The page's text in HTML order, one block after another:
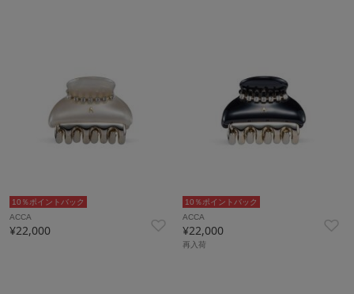
10％ポイントバック
ACCA
¥22,000
10％ポイントバック
ACCA
¥22,000
再入荷